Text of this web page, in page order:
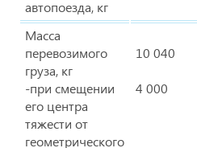
автопоезда, кг
Масса
перевозимого
груза, кг
-при смещении
его центра
тяжести от
геометрического
10 040
4 000